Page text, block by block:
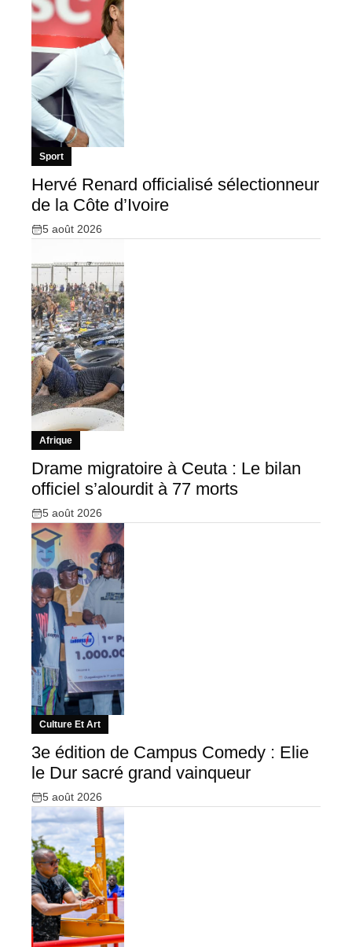
Sport
Hervé Renard officialisé sélectionneur
de la Côte d’Ivoire
5 août 2026
Afrique
Drame migratoire à Ceuta : Le bilan
officiel s’alourdit à 77 morts
5 août 2026
Culture Et Art
3e édition de Campus Comedy : Elie
le Dur sacré grand vainqueur
5 août 2026